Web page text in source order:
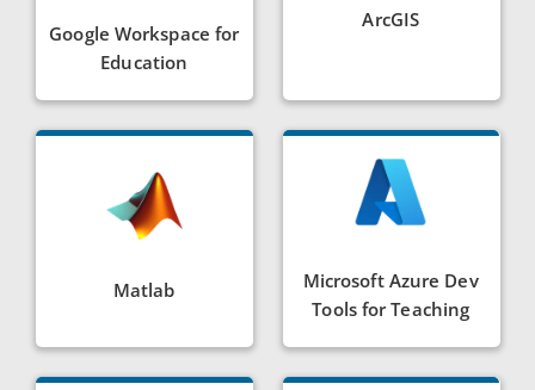
Google Workspace for
Education
ArcGIS
Matlab
Microsoft Azure Dev
Tools for Teaching